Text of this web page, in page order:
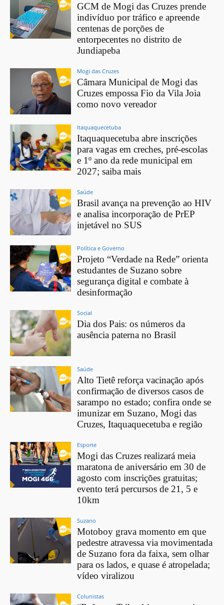
GCM de Mogi das Cruzes prende
indivíduo por tráfico e apreende
centenas de porções de
entorpecentes no distrito de
Jundiapeba
Mogi das Cruzes
Câmara Municipal de Mogi das
Cruzes empossa Fio da Vila Joia
como novo vereador
Itaquaquecetuba
Itaquaquecetuba abre inscrições
para vagas em creches, pré-escolas
e 1º ano da rede municipal em
2027; saiba mais
Saúde
Brasil avança na prevenção ao HIV
e analisa incorporação de PrEP
injetável no SUS
Política e Governo
Projeto “Verdade na Rede” orienta
estudantes de Suzano sobre
segurança digital e combate à
desinformação
Social
Dia dos Pais: os números da
ausência paterna no Brasil
Saúde
Alto Tietê reforça vacinação após
confirmação de diversos casos de
sarampo no estado; confira onde se
imunizar em Suzano, Mogi das
Cruzes, Itaquaquecetuba e região
Esporte
Mogi das Cruzes realizará meia
maratona de aniversário em 30 de
agosto com inscrições gratuitas;
evento terá percursos de 21, 5 e
10km
Suzano
Motoboy grava momento em que
pedestre atravessa via movimentada
de Suzano fora da faixa, sem olhar
para os lados, e quase é atropelada;
vídeo viralizou
Colunistas